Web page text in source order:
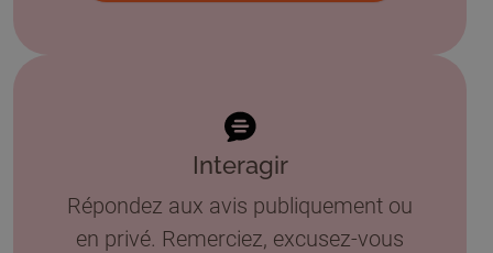
Interagir
Répondez aux avis publiquement ou
en privé. Remerciez, excusez-vous